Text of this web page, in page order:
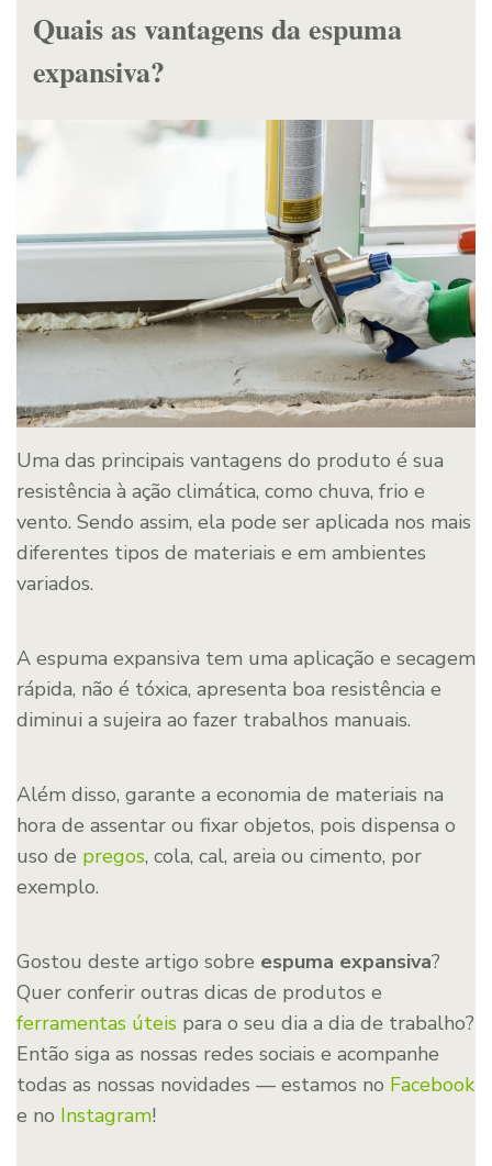
Quais as vantagens da espuma
expansiva?
Uma das principais vantagens do produto é sua
resistência à ação climática, como chuva, frio e
vento. Sendo assim, ela pode ser aplicada nos mais
diferentes tipos de materiais e em ambientes
variados.
A espuma expansiva tem uma aplicação e secagem
rápida, não é tóxica, apresenta boa resistência e
diminui a sujeira ao fazer trabalhos manuais.
Além disso, garante a economia de materiais na
hora de assentar ou fixar objetos, pois dispensa o
uso de pregos, cola, cal, areia ou cimento, por
exemplo.
Gostou deste artigo sobre espuma expansiva?
Quer conferir outras dicas de produtos e
ferramentas úteis para o seu dia a dia de trabalho?
Então siga as nossas redes sociais e acompanhe
todas as nossas novidades — estamos no Facebook
e no Instagram!